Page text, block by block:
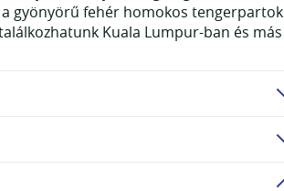
gyönyörű fehér homokos tengerpartok
Kuala Lumpur-ban és más